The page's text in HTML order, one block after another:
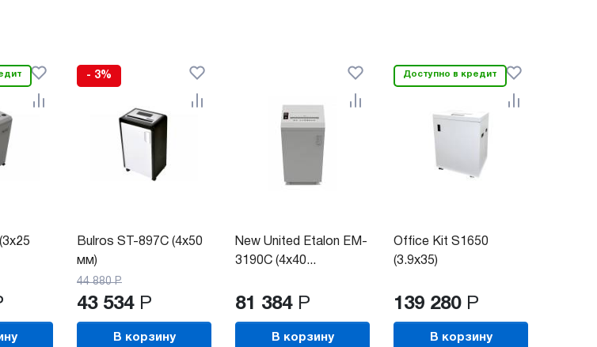
- 3%
Bulros ST-897C (4х50
мм)
44 880 Р
43 534 Р
В корзину
New United Etalon EM-
3190C (4х40...
81 384 Р
В корзину
Доступно в кредит
Office Kit S1650
(3.9x35)
139 280 Р
В корзину